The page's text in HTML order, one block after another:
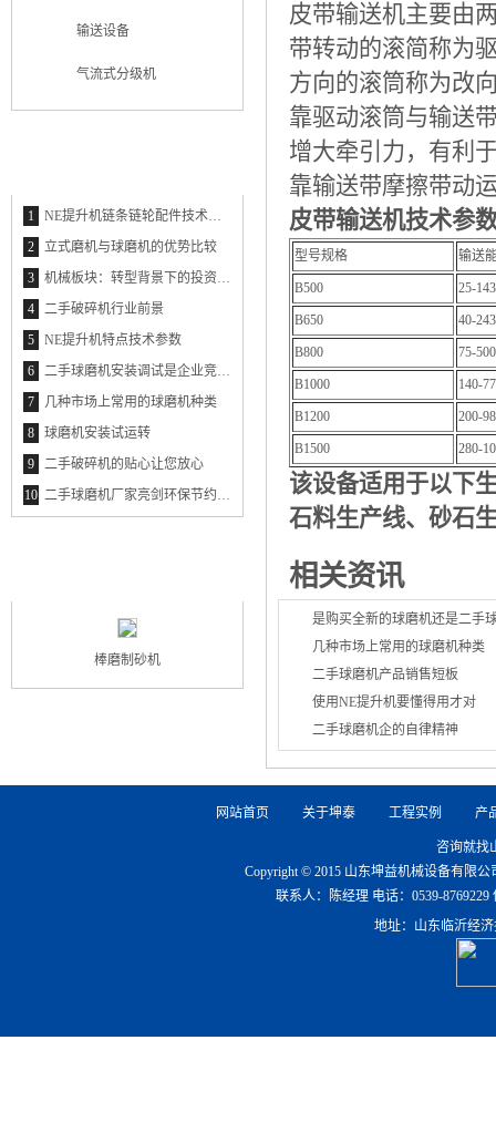
皮带输送机主要由
带转动的滚简称为
方向的滚筒称为改
靠驱动滚筒与输送
增大牵引力，有利
靠输送带摩擦带动
皮带输送机技术参
型号规格 输送
B500 25-143
B650 40-243
B800 75-500
B1000 140-
B1200 200-
B1500 280-
该设备适用于以下
石料生产线、砂石
相关资讯
是购买全新的球磨机还是二手
几种市场上常用的球磨机种类
二手球磨机产品销售短板
使用NE提升机要懂得用才对
二手球磨机企的自律精神
输送设备
气流式分级机
1
NE提升机链条链轮配件技术参数
2
立式磨机与球磨机的优势比较
3
机械板块：转型背景下的投资新思维
4
二手破碎机行业前景
5
NE提升机特点技术参数
6
二手球磨机安装调试是企业竞争的利器
7
几种市场上常用的球磨机种类
8
球磨机安装试运转
9
二手破碎机的贴心让您放心
10 二手球磨机厂家亮剑环保节约市场
棒磨制砂机
网站首页 关于坤泰 工程实例 产
咨询就找
Copyright © 2015 山东坤益机械设备有限
联系人：陈经理 电话：0539-8769229
地址：山东临沂经